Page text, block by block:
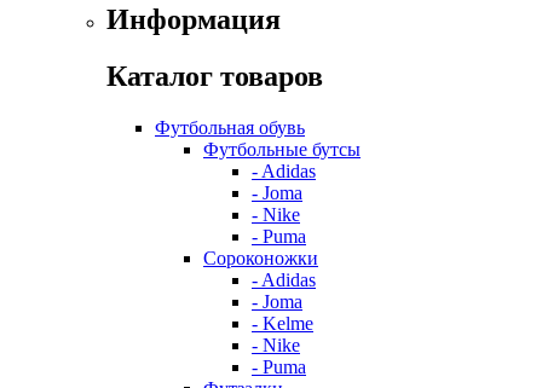
Информация
Каталог товаров
Футбольная обувь
Футбольные бутсы
- Adidas
- Joma
- Nike
- Puma
Сороконожки
- Adidas
- Joma
- Kelme
- Nike
- Puma